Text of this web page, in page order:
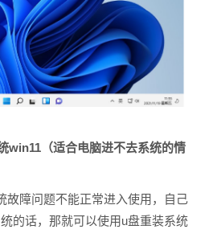
win11（适合电脑进不去系统的情
故障问题不能正常进入使用，自己
的话，那就可以使用u盘重装系统